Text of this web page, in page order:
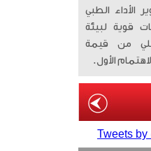
الأداء الطبي
قوية لبيئة
من قيمة
الأول.
Tweets